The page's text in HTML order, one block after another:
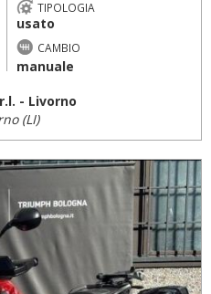
TIPOLOGIA
usato
CAMBIO
manuale
- Livorno
(LI)